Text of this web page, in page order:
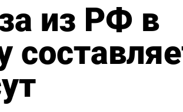
из РФ в